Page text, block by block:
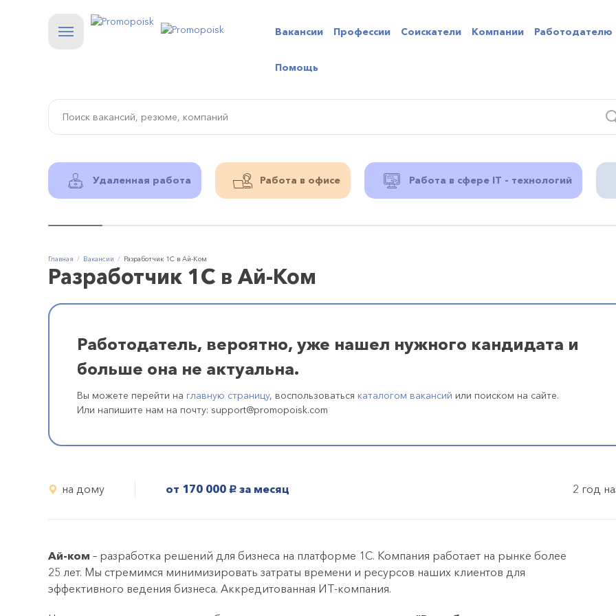
Вакансии Профессии Соискатели Компании Работодателю
Помощь
Удаленная работа Работа в офисе Работа в сфере IT - технологий
Главная Вакансии Разработчик 1С в Ай-Ком
Разработчик 1С в Ай-Ком
Работодатель, вероятно, уже нашел нужного кандидата и
больше она не актуальна.
Вы можете перейти на главную страницу, воспользоваться каталогом вакансий или поиском на сайте.
Или напишите нам на почту: support@promopoisk.com
на дому от 170 000 руб. за месяц 2 год
Ай-ком – разработка решений для бизнеса на платформе 1С. Компания работает на рынке более
25 лет. Мы стремимся минимизировать затраты времени и ресурсов наших клиентов для
эффективного ведения бизнеса. Аккредитованная ИТ-компания.